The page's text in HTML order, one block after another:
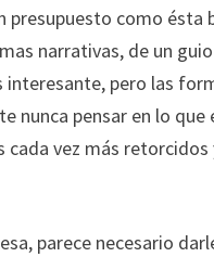
presupuesto como ésta
narrativas, de un
interesante, pero las
nunca pensar en lo que
cada vez más retorcidos
parece necesario